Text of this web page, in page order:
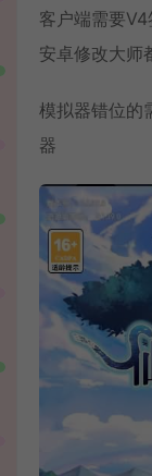
客户端需要
安卓修改大师
模拟器错位的
器